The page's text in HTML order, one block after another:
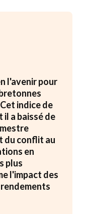
l'avenir pour
indice de
il a baissé de
du conflit au
en
plus
l'impact des